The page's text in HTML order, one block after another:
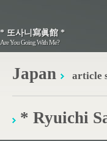
* 또사니寫眞館 *
Are You Going With Me?
* 또사니寫眞館 *
Are You Going With Me?
Japan article
* Ryuichi